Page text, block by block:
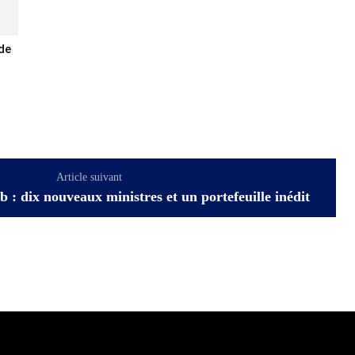
Article suivant
: dix nouveaux ministres et un portefeuille inédit